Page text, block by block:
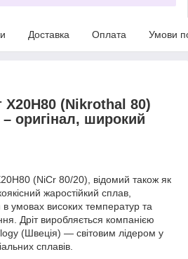
Доставка Оплата Умови
Х20Н80 (Nikrothal 80)
оригінал, широкий
(NiCr 80/20), відомий також як
жаростійкий сплав,
умовах високих температур та
Дріт виробляється компанією
(Швеція) — світовим лідером у
сплавів.